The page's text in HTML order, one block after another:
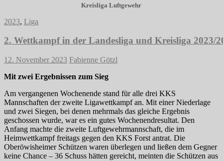
Kreisliga Luftgewehr
2023, Liga
2. Wettkampf in der Landesliga und Kreisliga 2023/
12. November 2023 Fabienne Götzl
Mit zwei Ergebnissen zum Sieg
Am vergangenen Wochenende stand für alle drei KKS
Mannschaften der zweite Ligawettkampf an. Mit einer Niederlage
und zwei Siegen, bei denen mehrmals das gleiche Ergebnis
geschossen wurde, war es ein gutes Wochenendresultat. Den
Anfang machte die zweite Luftgewehrmannschaft, die im
Heimwettkampf freitags gegen den KKS Forst antrat. Die
Oberöwisheimer Schützen waren überlegen und ließen dem Gegner
keine Chance – 36 Schuss hätten gereicht, meinten die Schützen aus